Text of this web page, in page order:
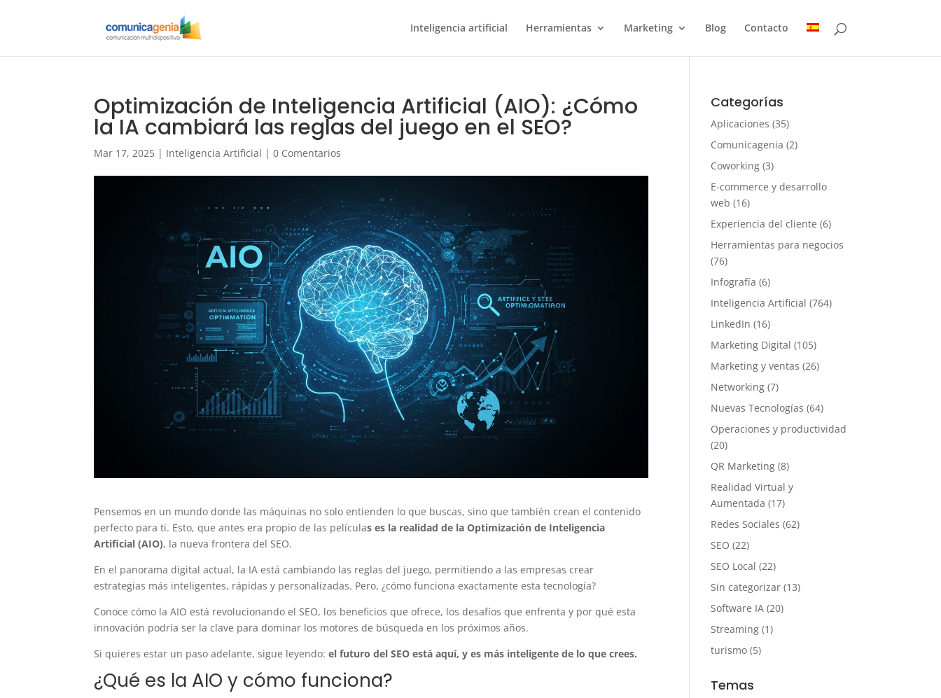
Inteligencia artificial Herramientas Marketing Blog Contacto
Optimización de Inteligencia Artificial (AIO): ¿Cómo
la IA cambiará las reglas del juego en el SEO?
Mar 17, 2025 | Inteligencia Artificial |0 Comentarios
Pensemos en un mundo donde las máquinas no solo entienden lo que buscas, sino que también crean el contenido
perfecto para ti. Esto, que antes era propio de las películas es la realidad de la Optimización de Inteligencia
Artificial (AIO), la nueva frontera del SEO.
En el panorama digital actual, la IA está cambiando las reglas del juego, permitiendo a las empresas crear
estrategias más inteligentes, rápidas y personalizadas. Pero, ¿cómo funciona exactamente esta tecnología?
Conoce cómo la AIO está revolucionando el SEO, los beneficios que ofrece, los desafíos que enfrenta y por qué esta
innovación podría ser la clave para dominar los motores de búsqueda en los próximos años.
Si quieres estar un paso adelante, sigue leyendo: el futuro del SEO está aquí, y es más inteligente de lo que crees.
¿Qué es la AIO y cómo funciona?
Categorías
Aplicaciones (35)
Comunicagenia (2)
Coworking (3)
E-commerce y desarrollo
web (16)
Experiencia del cliente (6)
Herramientas para negocios
(76)
Infografía (6)
Inteligencia Artificial (764)
LinkedIn (16)
Marketing Digital (105)
Marketing y ventas (26)
Networking (7)
Nuevas Tecnologías (64)
Operaciones y productividad
(20)
QR Marketing (8)
Realidad Virtual y
Aumentada (17)
Redes Sociales (62)
SEO (22)
SEO Local (22)
Sin categorizar (13)
Software IA (20)
Streaming (1)
turismo (5)
Temas